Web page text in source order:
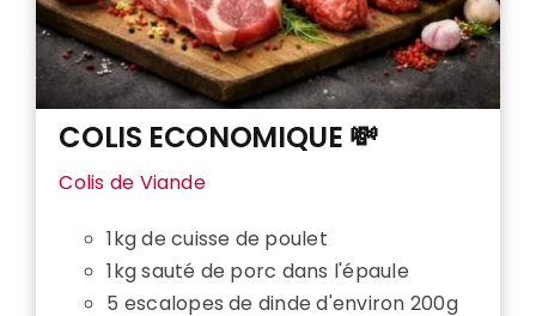
COLIS ECONOMIQUE 💸
Colis de Viande
1kg de cuisse de poulet
1kg sauté de porc dans l'épaule
5 escalopes de dinde d'environ 200g